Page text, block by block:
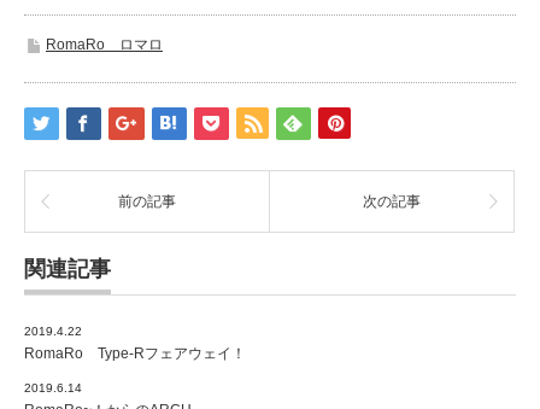
RomaRo ロマロ
前の記事 次の記事
関連記事
2019.4.22
RomaRo Type-Rフェアウェイ！
2019.6.14